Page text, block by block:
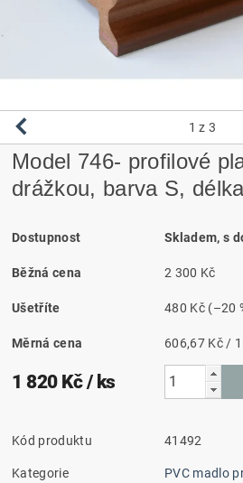
1 z 3
Model 746- profilové
drážkou, barva S,
Dostupnost Skladem, s
Běžná cena 2 300 Kč
Ušetříte 480 Kč (–20
Měrná cena 606,67 Kč /
1 820 Kč/ ks
Kód produktu 41492
Kategorie PVC madlo